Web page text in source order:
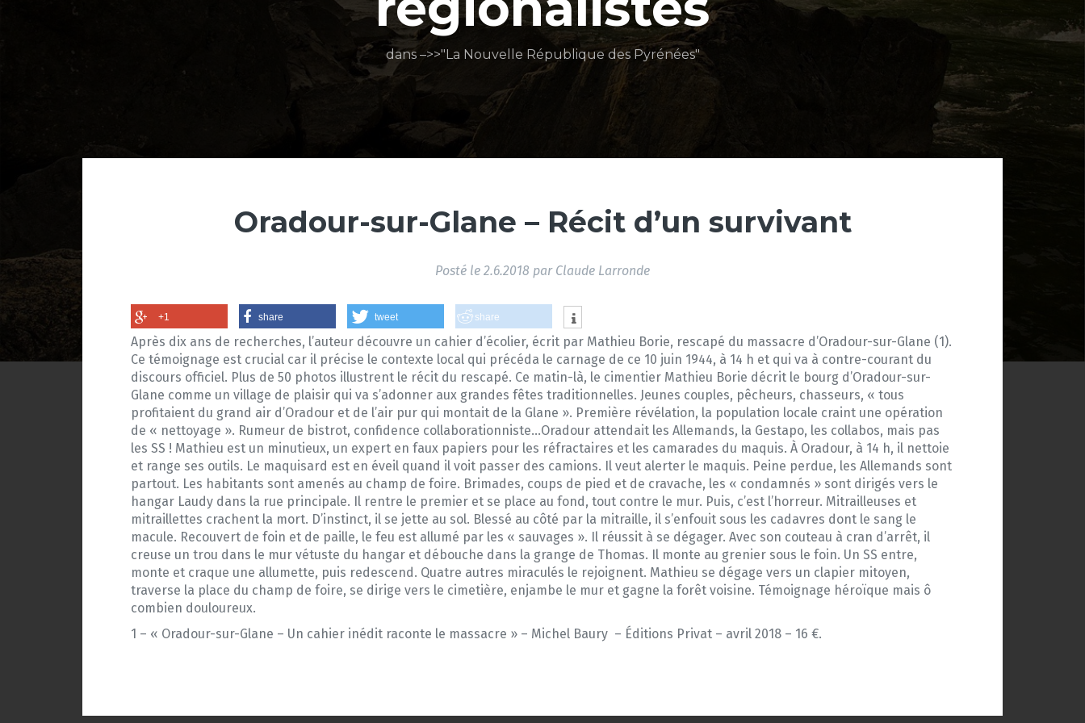
dans –>>"La Nouvelle République des Pyrénées"
Oradour-sur-Glane – Récit d’un survivant
Posté le 2.6.2018 par Claude Larronde
+1 share tweet share
Après dix ans de recherches, l’auteur découvre un cahier d’écolier, écrit par Mathieu Borie, rescapé du massacre d’Oradour-sur-Glane (1).
Ce témoignage est crucial car il précise le contexte local qui précéda le carnage de ce 10 juin 1944, à 14 h et qui va à contre-courant du
discours officiel. Plus de 50 photos illustrent le récit du rescapé. Ce matin-là, le cimentier Mathieu Borie décrit le bourg d’Oradour-sur-
Glane comme un village de plaisir qui va s’adonner aux grandes fêtes traditionnelles. Jeunes couples, pêcheurs, chasseurs, « tous
profitaient du grand air d’Oradour et de l’air pur qui montait de la Glane ». Première révélation, la population locale craint une opération
de « nettoyage ». Rumeur de bistrot, confidence collaborationniste…Oradour attendait les Allemands, la Gestapo, les collabos, mais pas
les SS ! Mathieu est un minutieux, un expert en faux papiers pour les réfractaires et les camarades du maquis. À Oradour, à 14 h, il nettoie
et range ses outils. Le maquisard est en éveil quand il voit passer des camions. Il veut alerter le maquis. Peine perdue, les Allemands sont
partout. Les habitants sont amenés au champ de foire. Brimades, coups de pied et de cravache, les « condamnés » sont dirigés vers le
hangar Laudy dans la rue principale. Il rentre le premier et se place au fond, tout contre le mur. Puis, c’est l’horreur. Mitrailleuses et
mitraillettes crachent la mort. D’instinct, il se jette au sol. Blessé au côté par la mitraille, il s’enfouit sous les cadavres dont le sang le
macule. Recouvert de foin et de paille, le feu est allumé par les « sauvages ». Il réussit à se dégager. Avec son couteau à cran d’arrêt, il
creuse un trou dans le mur vétuste du hangar et débouche dans la grange de Thomas. Il monte au grenier sous le foin. Un SS entre,
monte et craque une allumette, puis redescend. Quatre autres miraculés le rejoignent. Mathieu se dégage vers un clapier mitoyen,
traverse la place du champ de foire, se dirige vers le cimetière, enjambe le mur et gagne la forêt voisine. Témoignage héroïque mais ô
combien douloureux.
1 – « Oradour-sur-Glane – Un cahier inédit raconte le massacre » – Michel Baury – Éditions Privat – avril 2018 – 16 €.